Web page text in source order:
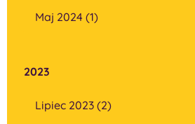
Maj 2024 (1)
2023
Lipiec 2023 (2)